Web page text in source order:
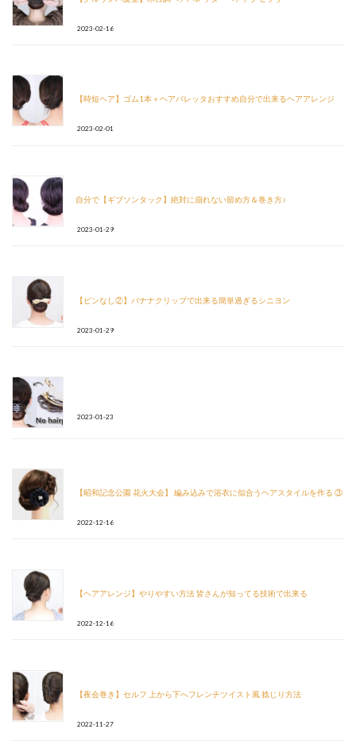
2023-02-16
【時短ヘア】ゴム1本＋ヘアバレッタおすすめ自分で出来るヘアアレンジ
2023-02-01
自分で【ギブソンタック】絶対に崩れない留め方＆巻き方♪
2023-01-29
【ピンなし②】バナナクリップで出来る簡単過ぎるシニヨン
2023-01-29
2023-01-23
【昭和記念公園 花火大会】 編み込みで浴衣に似合うヘアスタイルを作る ③
2022-12-16
【ヘアアレンジ】やりやすい方法 皆さんが知ってる技術で出来る
2022-12-16
【夜会巻き】セルフ 上から下へフレンチツイスト風 捻じり方法
2022-11-27